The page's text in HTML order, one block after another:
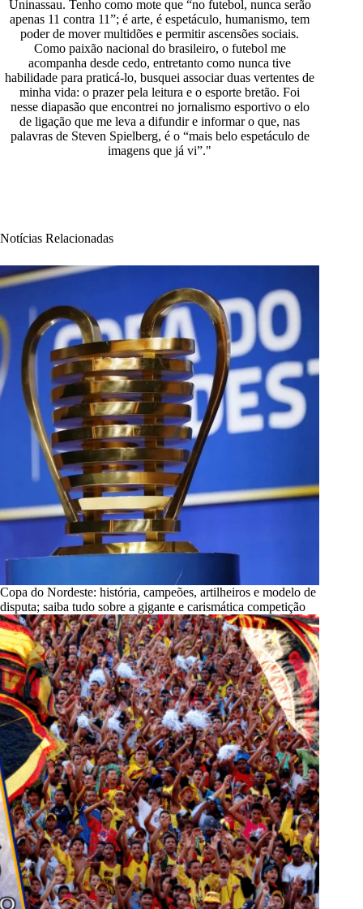
Uninassau. Tenho como mote que “no futebol, nunca serão
apenas 11 contra 11”; é arte, é espetáculo, humanismo, tem
poder de mover multidões e permitir ascensões sociais.
Como paixão nacional do brasileiro, o futebol me
acompanha desde cedo, entretanto como nunca tive
habilidade para praticá-lo, busquei associar duas vertentes de
minha vida: o prazer pela leitura e o esporte bretão. Foi
nesse diapasão que encontrei no jornalismo esportivo o elo
de ligação que me leva a difundir e informar o que, nas
palavras de Steven Spielberg, é o “mais belo espetáculo de
imagens que já vi”."
Notícias Relacionadas
Copa do Nordeste: história, campeões, artilheiros e modelo de
disputa; saiba tudo sobre a gigante e carismática competição